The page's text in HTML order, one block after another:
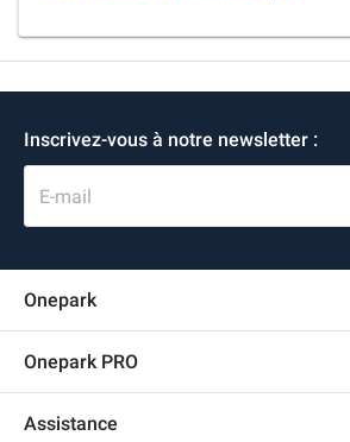
Inscrivez-vous à notre newsletter :
E-mail
Onepark
Recrutement
Onepark PRO
Assistance